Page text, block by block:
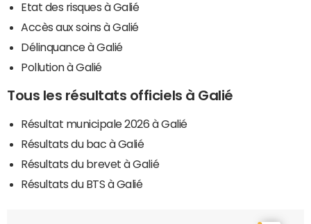
Etat des risques à Galié
Accès aux soins à Galié
Délinquance à Galié
Pollution à Galié
Tous les résultats officiels à Galié
Résultat municipale 2026 à Galié
Résultats du bac à Galié
Résultats du brevet à Galié
Résultats du BTS à Galié